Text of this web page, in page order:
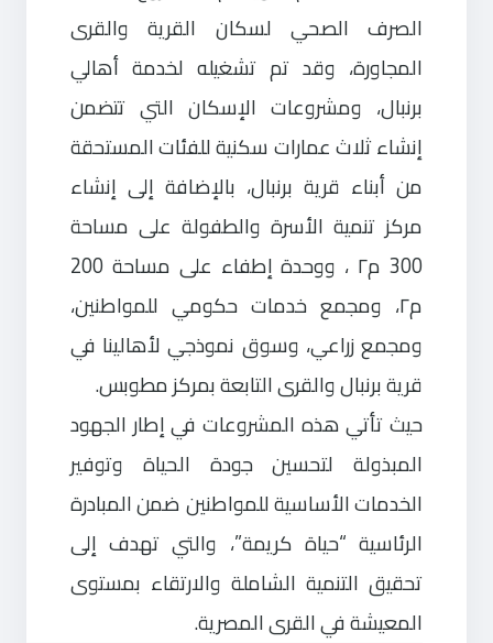
الصرف الصحي لسكان القرية والقرى
المجاورة، وقد تم تشغيله لخدمة أهالي
برنبال، ومشروعات الإسكان التي تتضمن
إنشاء ثلاث عمارات سكنية للفئات المستحقة
من أبناء قرية برنبال، بالإضافة إلى إنشاء
مركز تنمية الأسرة والطفولة على مساحة
300 م٢ ، ووحدة إطفاء على مساحة 200
م٢، ومجمع خدمات حكومي للمواطنين،
ومجمع زراعي، وسوق نموذجي لأهالينا في
قرية برنبال والقرى التابعة بمركز مطوبس.
حيث تأتي هذه المشروعات في إطار الجهود
المبذولة لتحسين جودة الحياة وتوفير
الخدمات الأساسية للمواطنين ضمن المبادرة
الرئاسية “حياة كريمة”، والتي تهدف إلى
تحقيق التنمية الشاملة والارتقاء بمستوى
المعيشة في القرى المصرية.